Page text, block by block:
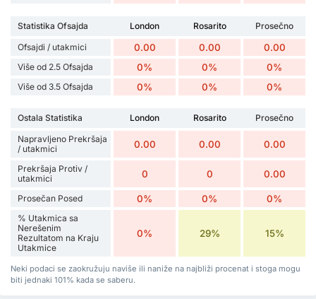
Statistika Ofsajda London Rosarito
Prosečno
Ofsajdi / utakmici
0.00 0.00 0.00
Više od 2.5 Ofsajda 0% 0% 0%
Više od 3.5 Ofsajda 0% 0% 0%
Ostala Statistika London Rosarito
Prosečno
Napravljeno Prekršaja
/ utakmici
0.00 0.00 0.00
Prekršaja Protiv /
utakmici
0 0 0.00
Prosečan Posed 0% 0% 0%
% Utakmica sa
Nerešenim
Rezultatom na Kraju
Utakmice
0% 29% 15%
Neki podaci se zaokružuju naviše ili naniže na najbliži procenat i stoga mogu
biti jednaki 101% kada se saberu.